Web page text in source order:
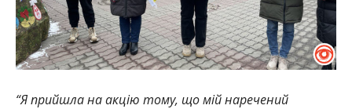
“Я прийшла на акцію тому, що мій наречений